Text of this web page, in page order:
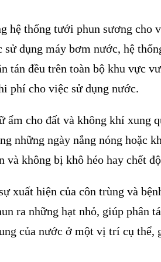
hệ thống tưới phun sương cho
dụng máy bơm nước, hệ
tán đều trên toàn bộ khu vực
phí cho việc sử dụng nước.
cho đất và không khí xung
những ngày nắng nóng hoặc
không bị khô héo hay chết
xuất hiện của côn trùng và
ra những hạt nhỏ, giúp phân
của nước ở một vị trí cụ thể,